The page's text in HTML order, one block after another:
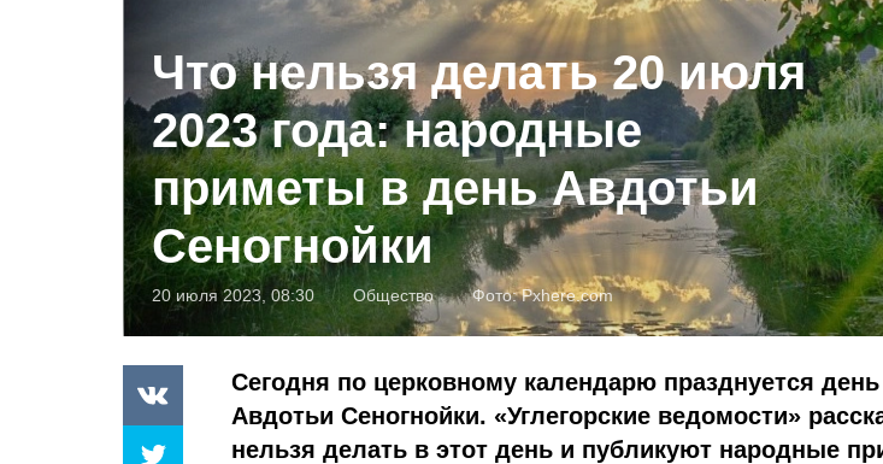
Что нельзя делать 20 июля
2023 года: народные
приметы в день Авдотьи
Сеногнойки
20 июля 2023, 08:30 Общество Фото:Pxhere.com
Сегодня по церковному календарю празднуется
Авдотьи Сеногнойки. «Углегорские ведомости»
нельзя делать в этот день и публикуют народные